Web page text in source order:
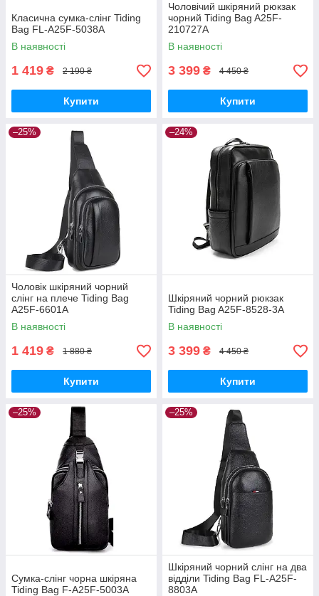
Класична сумка-слінг Tiding
Bag FL-A25F-5038A
В наявності
1 419 ₴ 2 190 ₴
Купити
Чоловічий шкіряний рюкзак
чорний Tiding Bag A25F-
210727A
В наявності
3 399 ₴ 4 450 ₴
Купити
–25%
Чоловік шкіряний чорний
слінг на плече Tiding Bag
A25F-6601A
В наявності
1 419 ₴ 1 880 ₴
Купити
–24%
Шкіряний чорний рюкзак
Tiding Bag A25F-8528-3A
В наявності
3 399 ₴ 4 450 ₴
Купити
–25%
Сумка-слінг чорна шкіряна
Tiding Bag F-A25F-5003A
–25%
Шкіряний чорний слінг на два
відділи Tiding Bag FL-A25F-
8803A